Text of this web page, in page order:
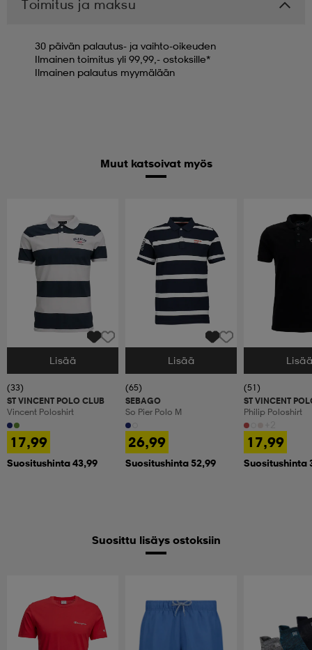
Toimitus ja maksu
30 päivän palautus- ja vaihto-oikeuden
Ilmainen toimitus yli 99,99,- ostoksille*
Ilmainen palautus myymälään
Muut katsoivat myös
Valitse Koko
Lisää
(33)
ST VINCENT POLO CLUB
Vincent Poloshirt
17,99
Suositushinta 43,99
Valitse Koko
Lisää
(65)
SEBAGO
So Pier Polo M
26,99
Suositushinta 52,99
Valitse Koko
(51)
ST VINCENT
Philip Poloshirt
17,99
Suositushinta
Suosittu lisäys ostoksiin